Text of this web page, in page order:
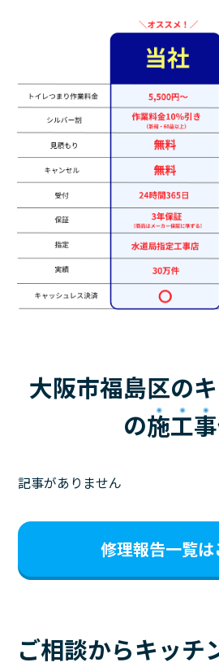
大阪市福島区の
の施工
記事がありません
修理報告一覧は
ご相談からキッチ